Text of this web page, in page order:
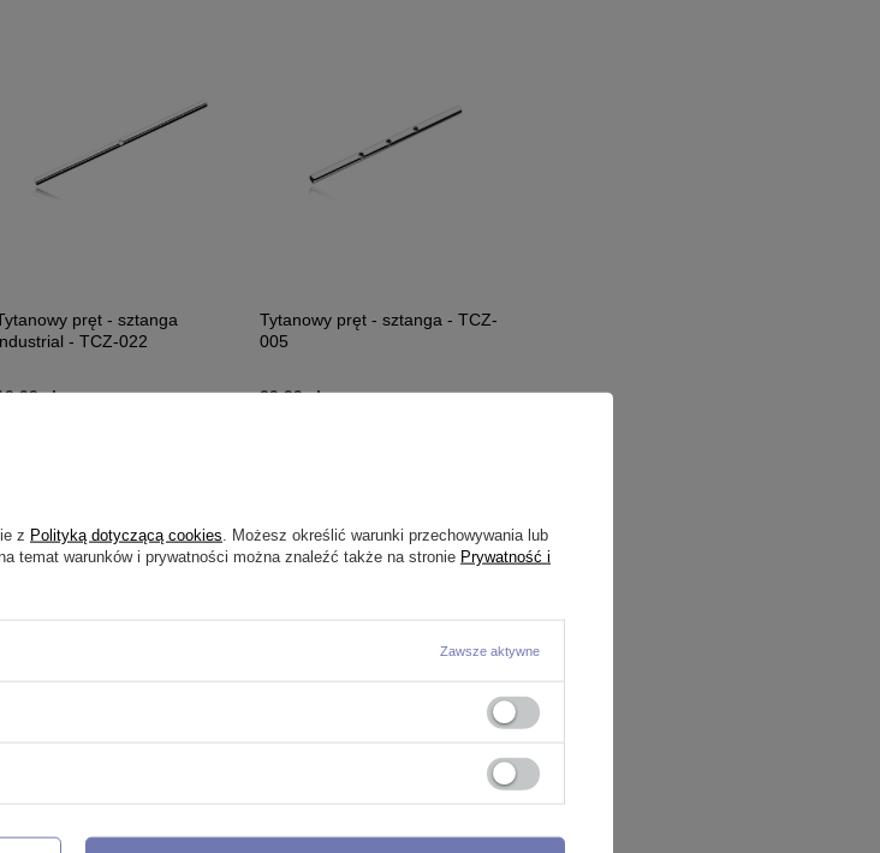
pręt - sztanga
- TCZ-022
zł
Tytanowy pręt - sztanga - TCZ-
005
39,99 zł
Polecamy
z Polityką dotyczącą cookies . Możesz określić warunki przechowywania lub
temat warunków i prywatności można znaleźć także na stronie Prywatność i
Zawsze aktywne